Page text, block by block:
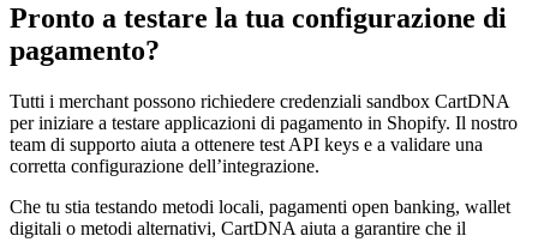
Pronto a testare la tua configurazione di
pagamento?
Tutti i merchant possono richiedere credenziali sandbox CartDNA
per iniziare a testare applicazioni di pagamento in Shopify. Il nostro
team di supporto aiuta a ottenere test API keys e a validare una
corretta configurazione dell’integrazione.
Che tu stia testando metodi locali, pagamenti open banking, wallet
digitali o metodi alternativi, CartDNA aiuta a garantire che il